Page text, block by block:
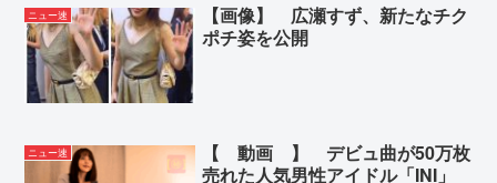
ニュー速
【画像】 広瀬すず、新たなチク
ポチ姿を公開
ニュー速
【 動画 】 デビュ曲が50万枚
売れた人気男性アイドル「INI」